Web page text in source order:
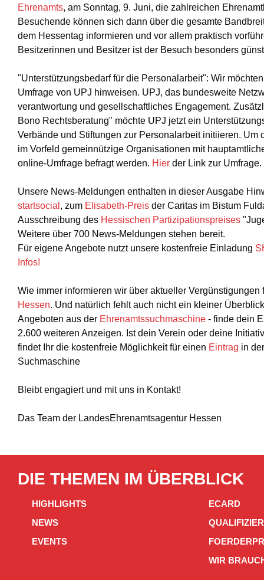
Ehrenamts, am Sonntag, 9. Juni, die zahlreichen
Besuchende können sich dann über die gesamte
dem Hessentag informieren und vor allem praktisch
Besitzerinnen und Besitzer ist der Besuch besonders
"Unterstützungsbedarf für die Personalarbeit": Wir
Umfrage von UPJ hinweisen. UPJ, das bundesweite
verantwortung und gesellschaftliches Engagement.
Bono Rechtsberatung" möchte UPJ jetzt ein
Verbände und Stiftungen zur Personalarbeit initiieren. Um
im Vorfeld gemeinnützige Organisationen mit
online-Umfrage befragt werden. Hier der Link zur Umfrage.
Unsere News-Meldungen enthalten in dieser Ausgabe
startsocial , zum Elisabeth-Preis der Caritas im Bistum
Ausschreibung des Hessischen Partizipationspreises
Weitere über 700 News-Meldungen stehen bereit.
Für eigene Angebote nutzt unsere kostenfreie Einladung
Infos!
Wie immer informieren wir über aktueller Vergünstigungen
Hessen. Und natürlich fehlt auch nicht ein kleiner
Angeboten aus der Ehrenamtssuchmaschine - finde dein
2.600 weiteren Anzeigen. Ist dein Verein oder deine
findet Ihr die kostenfreie Möglichkeit für einen Eintrag in
Suchmaschine
Bleibt engagiert und mit uns in Kontakt!
Das Team der LandesEhrenamtsagentur Hessen
DIE THEMEN IM ÜBERBLICK
HIGHLIGHTS
NEWS
EVENTS
ECARD
WIR